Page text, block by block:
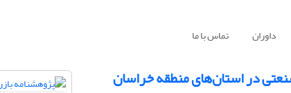
داوران تماس با ما
در استان‌های منطقه خراسان